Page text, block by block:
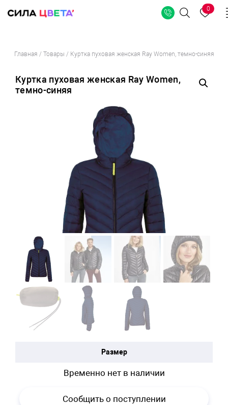
Перейти
содержимому
Поиск
0
Главная / Товары / Куртка пуховая женская Ray Women, темно-синяя
Куртка пуховая женская Ray Women,
темно-синяя
Размер
Временно нет в наличии
Сообщить о поступлении